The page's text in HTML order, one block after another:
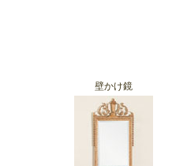
壁かけ鏡